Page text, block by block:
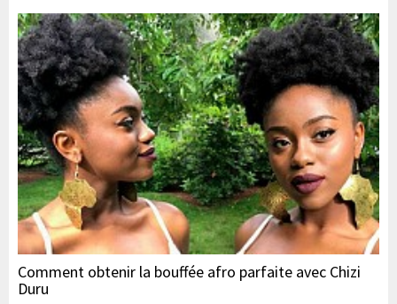
Comment obtenir la bouffée afro parfaite avec Chizi
Duru